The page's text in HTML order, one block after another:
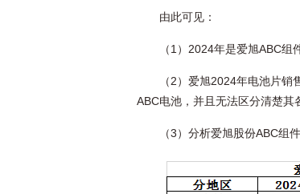
由此可见：
（1）2024年是爱旭ABC
（2）爱旭2024年电池片
ABC电池，并且无法区分清楚其
（3）分析爱旭股份ABC组